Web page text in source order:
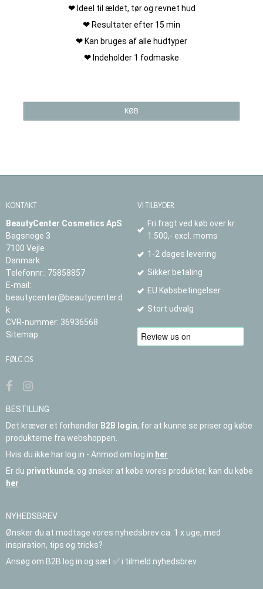
❤ Ideel til ældet, tør og revnet hud
❤ Resultater efter 15 min
❤ Kan bruges af alle hudtyper
❤ Indeholder 1 fodmaske
KØB
KONTAKT
BeautyCenter Cosmetics ApS
Bagsnoge 3
7100 Vejle
Danmark
Telefonnr.: 75858857
E-mail :
beautycenter@beautycenter.d
k
CVR-nummer: 36936568
Sitemap
FØLG OS
VI TILBYDER
Fri fragt ved køb over kr.
1.500,- excl. moms
1-2 dages levering
Sikker betaling
EU Købsbetingelser
Stort udvalg
BESTILLING
Det kræver et forhandler B2B login, for at kunne se priser og købe
produkterne fra webshoppen.
Hvis du ikke har log in - Anmod om log in her
Er du privatkunde, og ønsker at købe vores produkter, kan du købe
her
NYHEDSBREV
Ønsker du at modtage vores nyhedsbrev ca. 1 x uge, med
inspiration, tips og tricks?
Ansøg om B2B log in og sæt ✅ i tilmeld nyhedsbrev